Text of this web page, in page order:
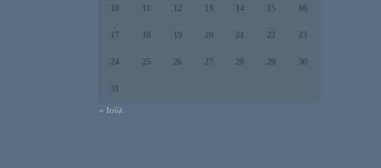
10 11 12 13 14 15 16
17 18 19 20 21 22 23
24 25 26 27 28 29 30
31
« Ιούλ